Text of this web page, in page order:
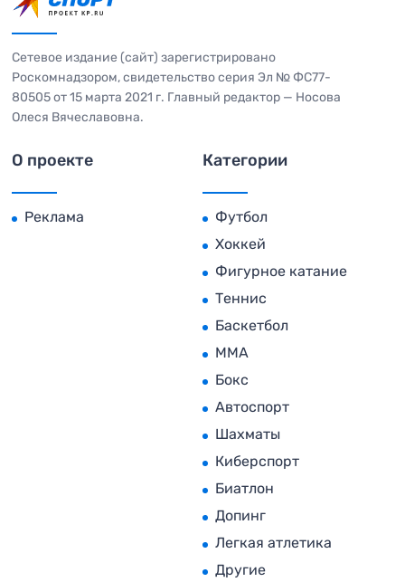
Сетевое издание (сайт) зарегистрировано
Роскомнадзором, свидетельство серия Эл № ФС77-
80505 от 15 марта 2021 г. Главный редактор — Носова
Олеся Вячеславовна.
О проекте
Реклама
Категории
Футбол
Хоккей
Фигурное катание
Теннис
Баскетбол
MMA
Бокс
Автоспорт
Шахматы
Киберспорт
Биатлон
Допинг
Легкая атлетика
Другие